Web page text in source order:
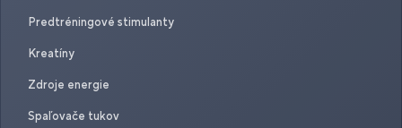
Predtréningové stimulanty
Kreatíny
Zdroje energie
Spaľovače tukov